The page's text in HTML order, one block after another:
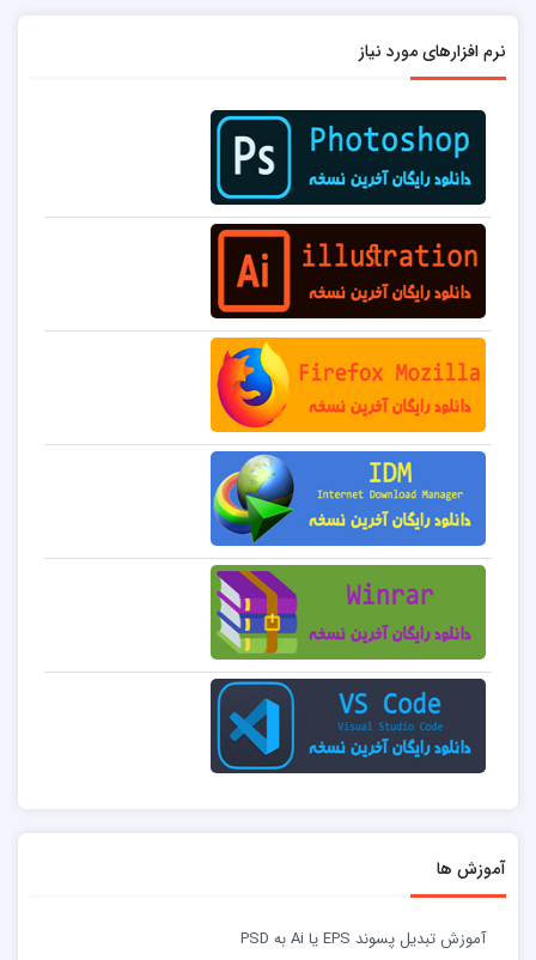
نرم افزارهای مورد نیاز
آموزش ها
آموزش تبدیل پسوند EPS یا Ai به PSD